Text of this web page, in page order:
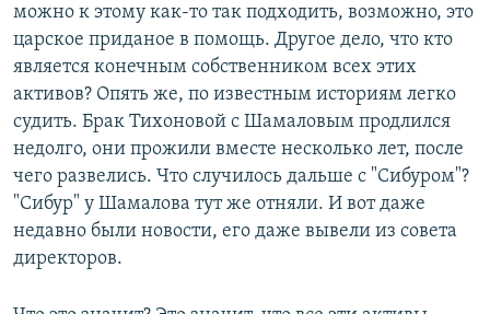
можно к этому как-то так подходить, возможно, это
царское приданое в помощь. Другое дело, что кто
является конечным собственником всех этих
активов? Опять же, по известным историям легко
судить. Брак Тихоновой с Шамаловым продлился
недолго, они прожили вместе несколько лет, после
чего развелись. Что случилось дальше с "Сибуром"?
"Сибур" у Шамалова тут же отняли. И вот даже
недавно были новости, его даже вывели из совета
директоров.